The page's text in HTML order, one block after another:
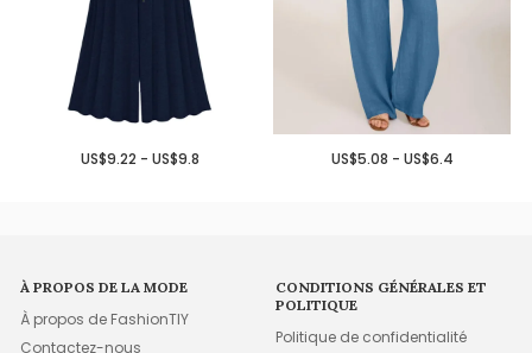
US$9.22 - US$9.8 US$5.08 - US$6.4
À PROPOS DE LA MODE
À propos de FashionTIY
Contactez-nous
CONDITIONS GÉNÉRALES ET
POLITIQUE
Politique de confidentialité